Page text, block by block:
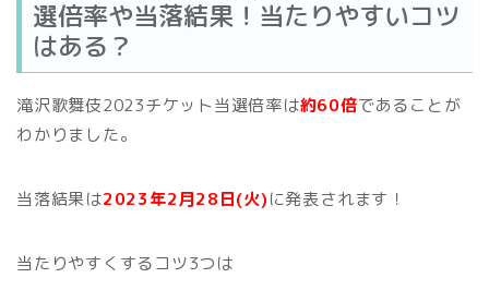
選倍率や当落結果！当たりやすいコツ
はある？
滝沢歌舞伎2023チケット当選倍率は約60倍であることが
わかりました。
当落結果は2023年2月28日(火)に発表されます！
当たりやすくするコツ3つは